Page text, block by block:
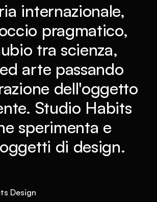
internazionale,
pragmatico,
tra scienza,
arte passando
dell'oggetto
Studio Habits
sperimenta e
di design.
Design